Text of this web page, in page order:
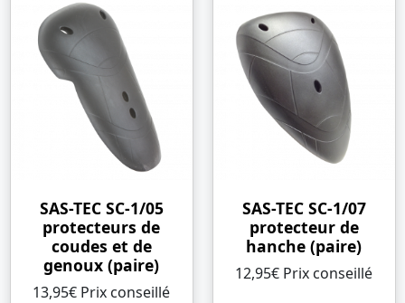
SAS-TEC SC-1/05
protecteurs de
coudes et de
genoux (paire)
13,95€ Prix ​​conseillé
SAS-TEC SC-1/07
protecteur de
hanche (paire)
12,95€ Prix ​​conseillé